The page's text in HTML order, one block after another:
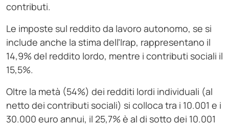
contributi.
Le imposte sul reddito da lavoro autonomo, se si
include anche la stima dell’Irap, rappresentano il
14,9% del reddito lordo, mentre i contributi sociali il
15,5%.
Oltre la metà (54%) dei redditi lordi individuali (al
netto dei contributi sociali) si colloca tra i 10.001 e i
30.000 euro annui, il 25,7% è al di sotto dei 10.001